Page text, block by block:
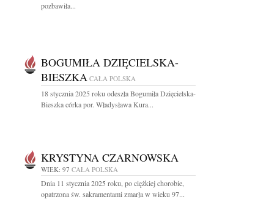
pozbawiła...
BOGUMIŁA DZIĘCIELSKA-
BIESZKA CAŁA POLSKA
18 stycznia 2025 roku odeszła Bogumiła Dzięcielska-
Bieszka córka por. Władysława Kura...
KRYSTYNA CZARNOWSKA
WIEK: 97 CAŁA POLSKA
Dnia 11 stycznia 2025 roku, po ciężkiej chorobie,
opatrzona św. sakramentami zmarła w wieku 97...